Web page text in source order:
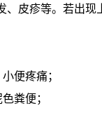
皮疹等。若出现
便疼痛；
粪便；